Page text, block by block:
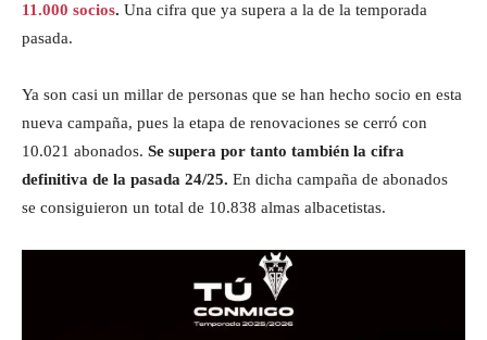
11.000 socios. Una cifra que ya supera a la de la temporada
pasada.
Ya son casi un millar de personas que se han hecho socio en esta
nueva campaña, pues la etapa de renovaciones se cerró con
10.021 abonados. Se supera por tanto también la cifra
definitiva de la pasada 24/25. En dicha campaña de abonados
se consiguieron un total de 10.838 almas albacetistas.